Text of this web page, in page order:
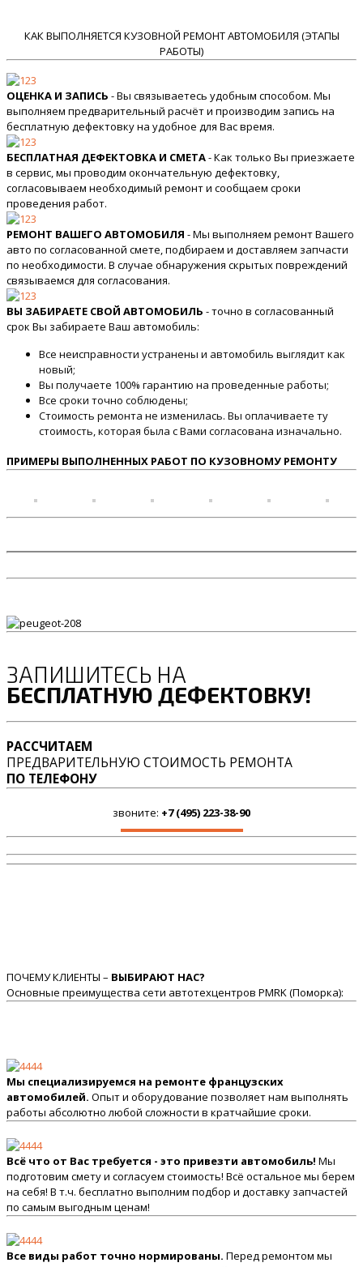
КАК ВЫПОЛНЯЕТСЯ КУЗОВНОЙ РЕМОНТ АВТОМОБИЛЯ (ЭТАПЫ
РАБОТЫ)
ОЦЕНКА И ЗАПИСЬ - Вы связываетесь удобным способом. Мы
выполняем предварительный расчёт и производим запись на
бесплатную дефектовку на удобное для Вас время.
БЕСПЛАТНАЯ ДЕФЕКТОВКА И СМЕТА- Как только Вы приезжаете
в сервис, мы проводим окончательную дефектовку,
согласовываем необходимый ремонт и сообщаем сроки
проведения работ.
РЕМОНТ ВАШЕГО АВТОМОБИЛЯ - Мы выполняем ремонт Вашего
авто по согласованной смете, подбираем и доставляем запчасти
по необходимости. В случае обнаружения скрытых повреждений
связываемся для согласования.
ВЫ ЗАБИРАЕТЕ СВОЙ АВТОМОБИЛЬ - точно в согласованный
срок Вы забираете Ваш автомобиль:
Все неисправности устранены и автомобиль выглядит как
новый;
Вы получаете 100% гарантию на проведенные работы;
Все сроки точно соблюдены;
Стоимость ремонта не изменилась. Вы оплачиваете ту
стоимость, которая была с Вами согласована изначально.
ПРИМЕРЫ ВЫПОЛНЕННЫХ РАБОТ ПО КУЗОВНОМУ РЕМОНТУ
ЗАПИШИТЕСЬ НА
БЕСПЛАТНУЮ ДЕФЕКТОВКУ!
РАССЧИТАЕМ
ПРЕДВАРИТЕЛЬНУЮ СТОИМОСТЬ РЕМОНТА
ПО ТЕЛЕФОНУ
звоните: +7 (495) 223-38-90
ПОЧЕМУ КЛИЕНТЫ – ВЫБИРАЮТ НАС?
Основные преимущества сети автотехцентров PMRK (Поморка):
Мы специализируемся на ремонте французских
автомобилей. Опыт и оборудование позволяет нам выполнять
работы абсолютно любой сложности в кратчайшие сроки.
Всё что от Вас требуется - это привезти автомобиль! Мы
подготовим смету и согласуем стоимость! Всё остальное мы берем
на себя! В т.ч. бесплатно выполним подбор и доставку запчастей
по самым выгодным ценам!
Все виды работ точно нормированы. Перед ремонтом мы